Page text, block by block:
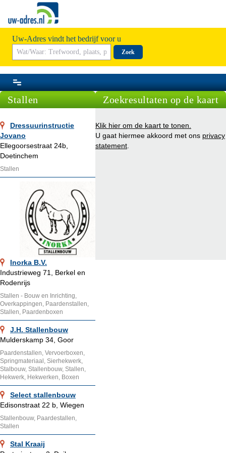
Uw-Adres vindt het bedrijf voor u
Zoek
Stallen
Dressuurinstructie
Jovano
Ellegoorsestraat 24b,
Doetinchem
Stallen
Inorka B.V.
Industrieweg 71, Berkel en
Rodenrijs
Stallen - Bouw en Inrichting,
Overkappingen, Paardenstallen,
Stallen, Paardenboxen
J.H. Stallenbouw
Mulderskamp 34, Goor
Paardenstallen, Vervoerboxen,
Springmateriaal, Sierhekwerk,
Stalbouw, Stallenbouw, Stallen,
Hekwerk, Hekwerken, Boxen
Select stallenbouw
Edisonstraat 22 b, Wiegen
Stallenbouw, Paardestallen,
Stallen
Stal Kraaij
Zoekresultaten op de kaart
Klik hier om de kaart te tonen.
U gaat hiermee akkoord met ons privacy
statement